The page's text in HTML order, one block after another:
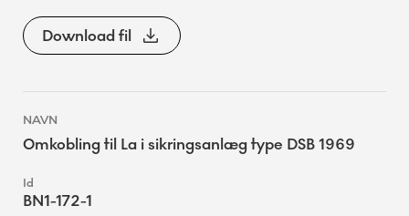
Download fil
Omkobling til La i sikringsanlæg type DSB 1969
BN1-172-1